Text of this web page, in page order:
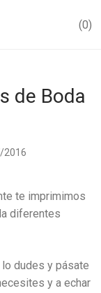
0
de Boda
2016
te imprimimos
diferentes
dudes y pásate
y a echar